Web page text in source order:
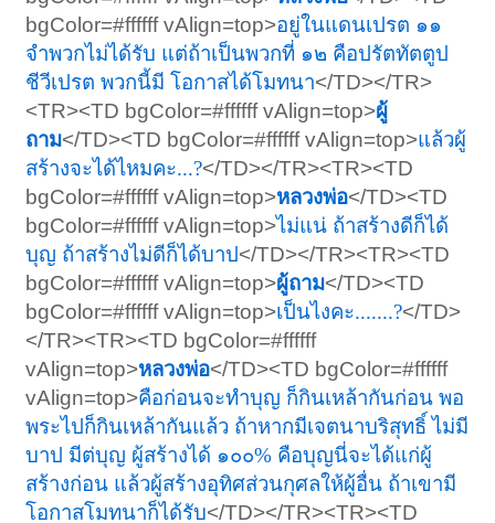
bgColor=#ffffff vAlign=top>อยู่ในแดนเปรต ๑๑
จำพวกไม่ได้รับ แต่ถ้าเป็นพวกที่ ๑๒ คือปรัตทัตตูป
ชีวีเปรต พวกนี้มี โอกาสได้โมทนา</TD></TR>
<TR><TD bgColor=#ffffff vAlign=top>ผู้
ถาม</TD><TD bgColor=#ffffff vAlign=top>แล้วผู้
สร้างจะได้ไหมคะ...?</TD></TR><TR><TD
bgColor=#ffffff vAlign=top>หลวงพ่อ</TD><TD
bgColor=#ffffff vAlign=top>ไม่แน่ ถ้าสร้างดีก็ได้
บุญ ถ้าสร้างไม่ดีก็ได้บาป</TD></TR><TR><TD
bgColor=#ffffff vAlign=top>ผู้ถาม</TD><TD
bgColor=#ffffff vAlign=top>เป็นไงคะ.......?</TD>
</TR><TR><TD bgColor=#ffffff
vAlign=top>หลวงพ่อ</TD><TD bgColor=#ffffff
vAlign=top>คือก่อนจะทำบุญ ก็กินเหล้ากันก่อน พอ
พระไปก็กินเหล้ากันแล้ว ถ้าหากมีเจตนาบริสุทธิ์ ไม่มี
บาป มีต่บุญ ผู้สร้างได้ ๑๐๐% คือบุญนี่จะได้แก่ผู้
สร้างก่อน แล้วผู้สร้างอุทิศส่วนกุศลให้ผู้อื่น ถ้าเขามี
โอกาสโมทนาก็ได้รับ</TD></TR><TR><TD